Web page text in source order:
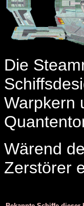
Die
Warpkern
Wärend
Zerstörer